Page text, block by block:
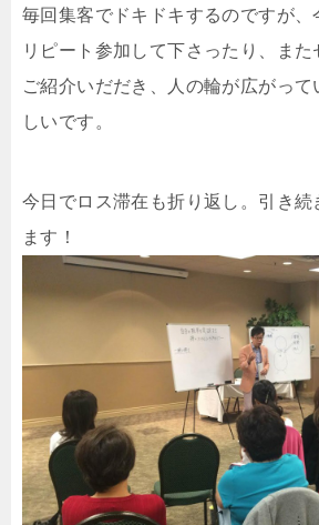
毎回集客でドキドキするのですが、
リピート参加して下さったり、また
ご紹介いだだき、人の輪が広がっ
しいです。
今日でロス滞在も折り返し。引き続
ます！